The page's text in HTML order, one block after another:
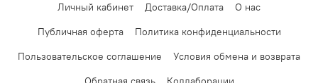
Личный кабинет Доставка/Оплата
О нас
Публичная оферта
Политика конфиденциальности
Пользовательское соглашение
Условия обмена и возврата